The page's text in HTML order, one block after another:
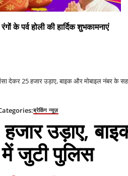
के पर्व होली की हार्दिक शुभकामनाएं
देकर 25 हजार उड़ाए, बाइक और मोबाइल नंबर के
ब्रेकिंग न्यूज़
उड़ाए,
जुटी पुलिस